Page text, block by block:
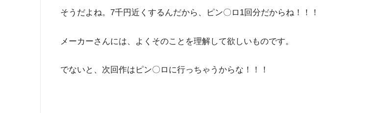
そうだよね。7千円近くするんだから、ピン〇ロ1回分だからね！！！
メーカーさんには、よくそのことを理解して欲しいものです。
でないと、次回作はピン〇ロに行っちゃうからな！！！